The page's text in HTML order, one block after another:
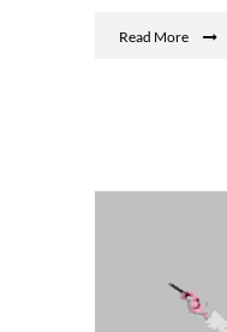
Read More